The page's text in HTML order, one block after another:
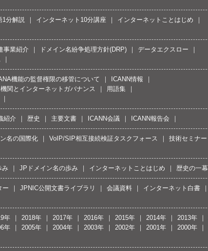
1分解説 インターネット10分講座
インターネットことはじめ
事業紹介 ドメイン名紛争処理方針(DRP)
データエクスロー
機能の監督権限の移管について
ICANN情報
関とインターネットガバナンス
用語集
紹介 歴史 主要文書 ICANN会議 ICANN報告会
名の国際化 VoIP/SIP相互接続検証タスクフォース
技術セミナー
み JPドメイン名の歩み インターネットことはじめ 歴史の一幕
ー JPNIC公開文書ライブラリ 会議資料
インターネット白書
年 2018年 2017年 2016年 2015年 2014年 2013年
年 2005年 2004年 2003年 2002年 2001年 2000年